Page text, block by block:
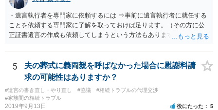
・遺言執行者を専門家に依頼するには ⇒事前に遺言執行者に就任する
ことを依頼する専門家に了解を取っておけば足ります。（その方に公
正証書遺言の作成も依頼してしまうという方法もあります） 事前に了
ません。 遺言執行者に就任し、遺言執行が完了したときの報酬だけ、
弁護士費用としてかかります。 ・亡くなった際に、法務局に預けた自
筆証書遺言の存在を親族がなかったものにされる可能性 ⇒自筆の遺言
書を法務局に保管した場合、死亡後、法務局に遺言書の有無を照会す
ることになりますので、「法務局に預けた自筆証書遺言の存在を親族
がなかったもの」にすることはできません。 存在をなかったものにす
5
夫の葬式に義両親を呼ばなかった場合に慰謝料請
求の可能性はありますか？
#遺言の書き直し・やり直し #協議
#相続トラブルの代理交渉
#家族間の相続トラブル
2019年9月13日 役にたった 5